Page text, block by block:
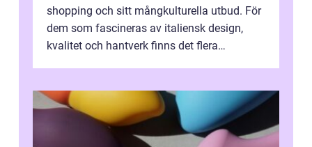
shopping och sitt mångkulturella utbud. För
dem som fascineras av italiensk design,
kvalitet och hantverk finns det flera